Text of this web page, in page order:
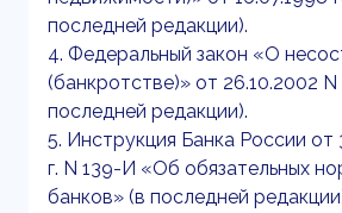
последней редакции).
4. Федеральный закон «О
(банкротстве)» от 26.10.2002
последней редакции).
5. Инструкция Банка России от
г. N 139-И «Об обязательных
банков» (в последней